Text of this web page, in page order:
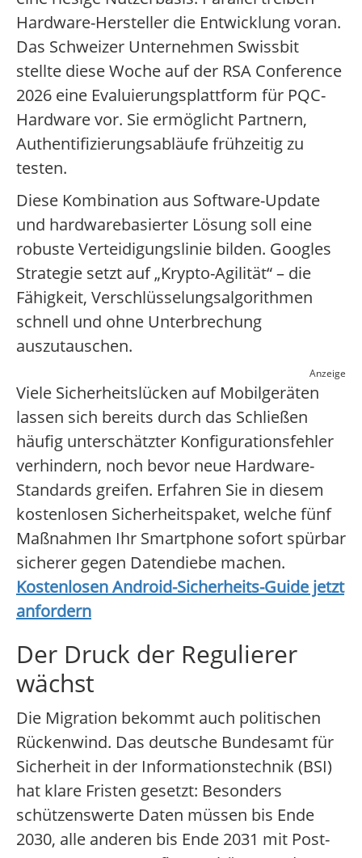
Hardware-Hersteller die Entwicklung voran.
Das Schweizer Unternehmen Swissbit
stellte diese Woche auf der RSA Conference
2026 eine Evaluierungsplattform für PQC-
Hardware vor. Sie ermöglicht Partnern,
Authentifizierungsabläufe frühzeitig zu
testen.
Diese Kombination aus Software-Update
und hardwarebasierter Lösung soll eine
robuste Verteidigungslinie bilden. Googles
Strategie setzt auf „Krypto-Agilität“ – die
Fähigkeit, Verschlüsselungsalgorithmen
schnell und ohne Unterbrechung
auszutauschen.
Anzeige
Viele Sicherheitslücken auf Mobilgeräten
lassen sich bereits durch das Schließen
häufig unterschätzter Konfigurationsfehler
verhindern, noch bevor neue Hardware-
Standards greifen. Erfahren Sie in diesem
kostenlosen Sicherheitspaket, welche fünf
Maßnahmen Ihr Smartphone sofort spürbar
sicherer gegen Datendiebe machen.
Kostenlosen Android-Sicherheits-Guide jetzt
anfordern
Der Druck der Regulierer
wächst
Die Migration bekommt auch politischen
Rückenwind. Das deutsche Bundesamt für
Sicherheit in der Informationstechnik (BSI)
hat klare Fristen gesetzt: Besonders
schützenswerte Daten müssen bis Ende
2030, alle anderen bis Ende 2031 mit Post-